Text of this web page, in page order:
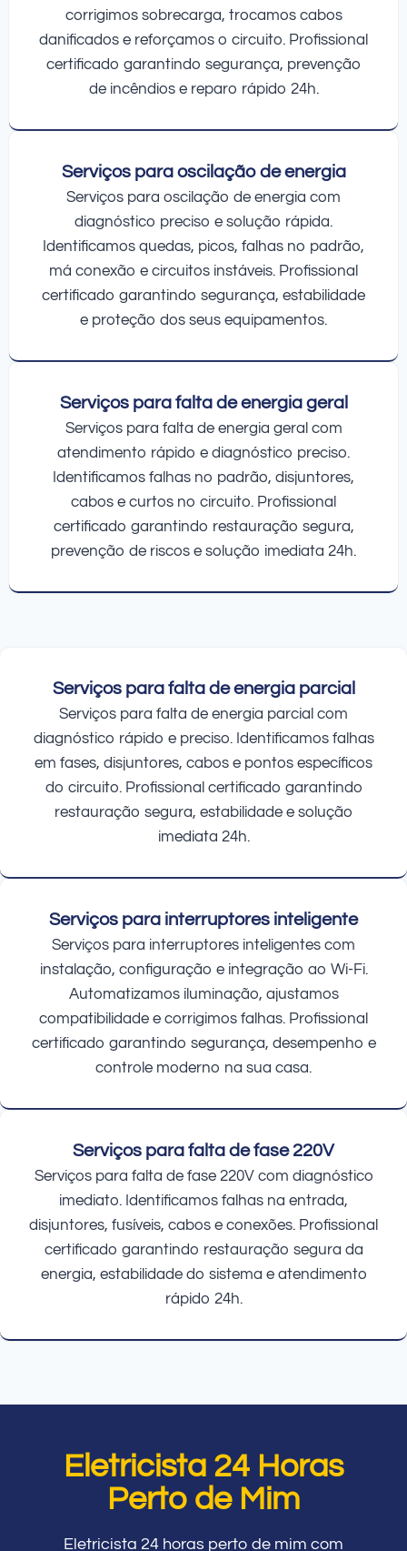
corrigimos sobrecarga, trocamos cabos
danificados e reforçamos o circuito. Profissional
certificado garantindo segurança, prevenção
de incêndios e reparo rápido 24h.
Serviços para oscilação de energia
Serviços para oscilação de energia com
diagnóstico preciso e solução rápida.
Identificamos quedas, picos, falhas no padrão,
má conexão e circuitos instáveis. Profissional
certificado garantindo segurança, estabilidade
e proteção dos seus equipamentos.
Serviços para falta de energia geral
Serviços para falta de energia geral com
atendimento rápido e diagnóstico preciso.
Identificamos falhas no padrão, disjuntores,
cabos e curtos no circuito. Profissional
certificado garantindo restauração segura,
prevenção de riscos e solução imediata 24h.
Serviços para falta de energia parcial
Serviços para falta de energia parcial com
diagnóstico rápido e preciso. Identificamos falhas
em fases, disjuntores, cabos e pontos específicos
do circuito. Profissional certificado garantindo
restauração segura, estabilidade e solução
imediata 24h.
Serviços para interruptores inteligente
Serviços para interruptores inteligentes com
instalação, configuração e integração ao Wi-Fi.
Automatizamos iluminação, ajustamos
compatibilidade e corrigimos falhas. Profissional
certificado garantindo segurança, desempenho e
controle moderno na sua casa.
Serviços para falta de fase 220V
Serviços para falta de fase 220V com diagnóstico
imediato. Identificamos falhas na entrada,
disjuntores, fusíveis, cabos e conexões. Profissional
certificado garantindo restauração segura da
energia, estabilidade do sistema e atendimento
rápido 24h.
Eletricista 24 Horas
Perto de Mim
Eletricista 24 horas perto de mim com